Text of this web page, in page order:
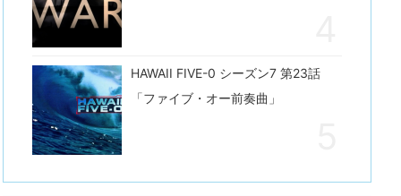
HAWAII FIVE-0 シーズン7 第23話
「ファイブ・オー前奏曲」